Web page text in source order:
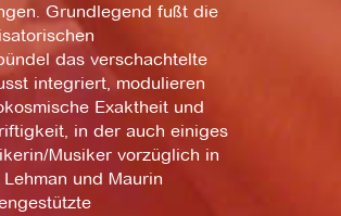
Grundlegend fußt die
das verschachtelte
integriert, modulieren
Exaktheit und
in der auch einiges
Musiker vorzüglich in
und Maurin